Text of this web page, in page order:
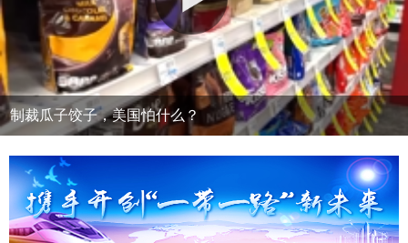
制裁瓜子饺子，美国怕什么？